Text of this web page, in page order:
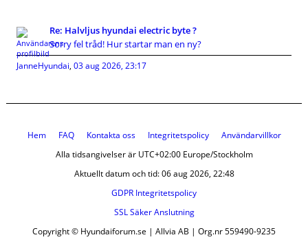
Re: Halvljus hyundai electric byte ?
Sorry fel tråd! Hur startar man en ny?
JanneHyundai, 03 aug 2026, 23:17
Hem FAQ Kontakta oss Integritetspolicy
Användarvillkor
Alla tidsangivelser är UTC+02:00 Europe/Stockholm
Aktuellt datum och tid: 06 aug 2026, 22:48
GDPR Integritetspolicy
SSL Säker Anslutning
Copyright © Hyundaiforum.se | Allvia AB | Org.nr 559490-9235